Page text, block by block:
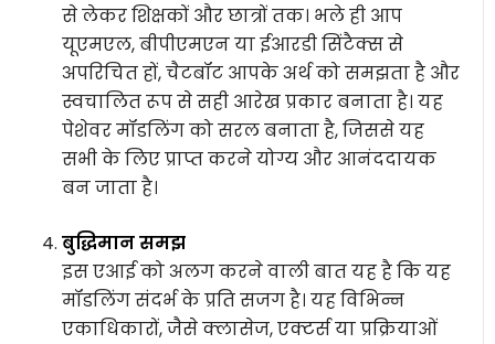
से लेकर शिक्षकों और छात्रों तक। भले ही आप
यूएमएल, बीपीएमएन या ईआरडी सिंटैक्स से
अपरिचित हों, चैटबॉट आपके अर्थ को समझता है और
स्वचालित रूप से सही आरेख प्रकार बनाता है। यह
पेशेवर मॉडलिंग को सरल बनाता है, जिससे यह
सभी के लिए प्राप्त करने योग्य और आनंददायक
बन जाता है।
बुद्धिमान समझ
इस एआई को अलग करने वाली बात यह है कि यह
मॉडलिंग संदर्भ के प्रति सजग है। यह विभिन्न
एकाधिकारों, जैसे क्लासेज, एक्टर्स या प्रक्रियाओं